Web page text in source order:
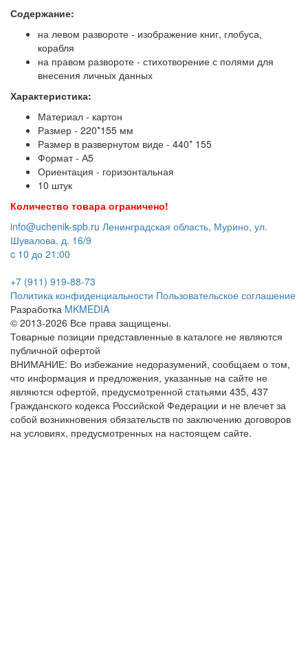
Содержание:
на левом развороте - изображение книг, глобуса,
корабля
на правом развороте - стихотворение с полями для
внесения личных данных
Характеристика:
Материал - картон
Размер - 220*155 мм
Размер в развернутом виде - 440* 155
Формат - А5
Ориентация - горизонтальная
10 штук
Количество товара ограничено!
info@uchenik-spb.ru Ленинградская область, Мурино, ул.
Шувалова, д. 16/9
c 10 до 21:00
+7 (911) 919-88-73
Политика конфиденциальности Пользовательское соглашение
Разработка MKMEDIA
© 2013-2026 Все права защищены.
Товарные позиции представленные в каталоге не являются
публичной офертой
ВНИМАНИЕ: Во избежание недоразумений, сообщаем о том,
что информация и предложения, указанные на сайте не
являются офертой, предусмотренной статьями 435, 437
Гражданского кодекса Российской Федерации и не влечет за
собой возникновения обязательств по заключению договоров
на условиях, предусмотренных на настоящем сайте.